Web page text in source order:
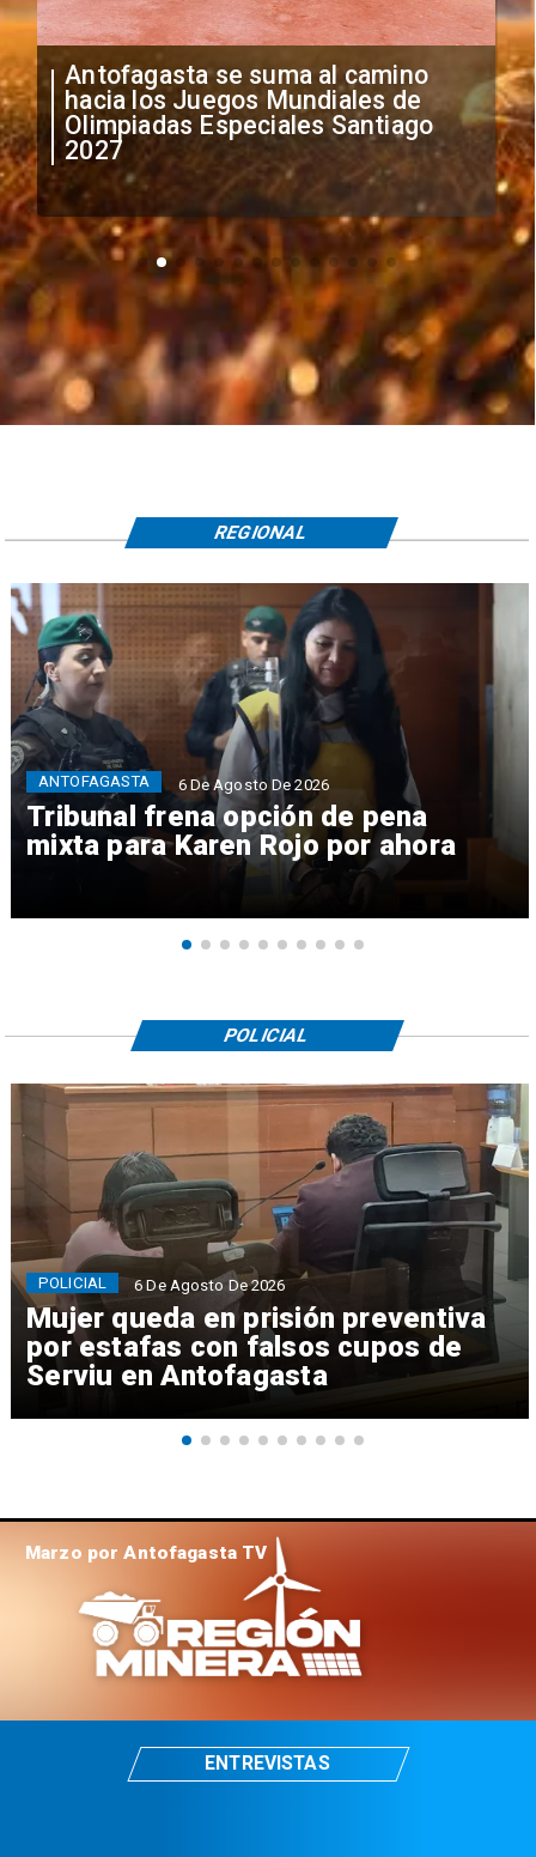
Antofagasta se suma al camino
hacia los Juegos Mundiales de
Olimpiadas Especiales Santiago
2027
Tribunal frena opción de pena
mixta para Karen Rojo por ahora
ANTOFAGASTA 6 De Agosto De 2026
REGIONAL
Mujer queda en prisión preventiva
por estafas con falsos cupos de
Serviu en Antofagasta
POLICIAL 6 De Agosto De 2026
POLICIAL
Marzo por Antofagasta TV
ENTREVISTAS